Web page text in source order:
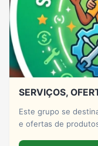
SERVIÇOS,
Este grupo se
e ofertas de